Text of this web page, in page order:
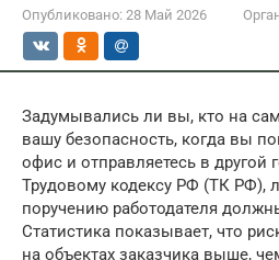
Опубликовано: 28 Май 2026
Задумывались ли вы, кто на
вашу безопасность, когда вы
офис и отправляетесь в другой
Трудовому кодексу РФ (ТК РФ),
поручению работодателя
Статистика показывает, что
на объектах заказчика выше,